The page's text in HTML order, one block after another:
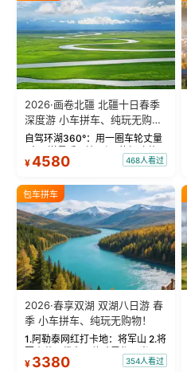
2026·画卷北疆 北疆十日春季
深度游 小车拼车、纯玩无购
物！
自驾环湖360°：用一圈车轮丈量
“大西洋最后一滴眼泪”的极致蔚
蓝。 赛湖旅拍：甄选多款风格服
绝美瞬间。 赛湖坦克300跟车视
频：专业摄影师...
¥4580 468人看过
包车拼车
2026·春享双湖 双湖八日游 春
季 小车拼车、纯玩无购物！
1.阿勒泰网红打卡地：将军山 2.将
军山落日缆车，体验雪都风光 3.
将军山，夕阳派对，蹦迪party 4.
¥ 3380 354人看过